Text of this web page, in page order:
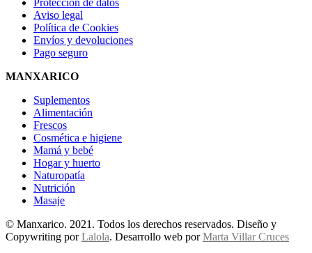
Protección de datos
Aviso legal
Política de Cookies
Envíos y devoluciones
Pago seguro
MANXARICO
Suplementos
Alimentación
Frescos
Cosmética e higiene
Mamá y bebé
Hogar y huerto
Naturopatía
Nutrición
Masaje
© Manxarico. 2021. Todos los derechos reservados. Diseño y
Copywriting porLalola. Desarrollo web porMarta Villar Cruces